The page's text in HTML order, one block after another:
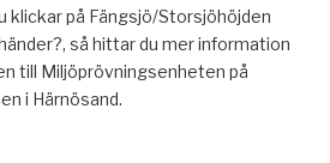
klickar på Fängsjö/Storsjöhöjden
så hittar du mer information
till Miljöprövningsenheten på
i Härnösand.